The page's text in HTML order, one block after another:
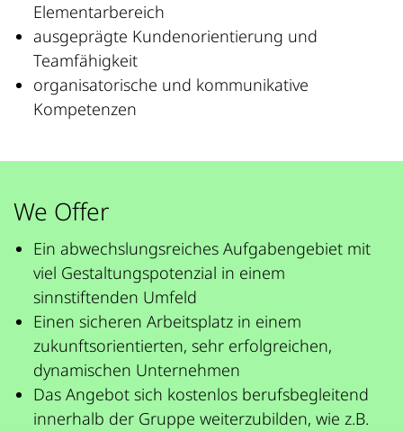
Elementarbereich
ausgeprägte Kundenorientierung und
Teamfähigkeit
organisatorische und kommunikative
Kompetenzen
We Offer
Ein abwechslungsreiches Aufgabengebiet mit
viel Gestaltungspotenzial in einem
sinnstiftenden Umfeld
Einen sicheren Arbeitsplatz in einem
zukunftsorientierten, sehr erfolgreichen,
dynamischen Unternehmen
Das Angebot sich kostenlos berufsbegleitend
innerhalb der Gruppe weiterzubilden, wie z.B.